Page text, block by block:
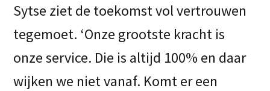
Sytse ziet de toekomst vol vertrouwen
tegemoet. ‘Onze grootste kracht is
onze service. Die is altijd 100% en daar
wijken we niet vanaf. Komt er een